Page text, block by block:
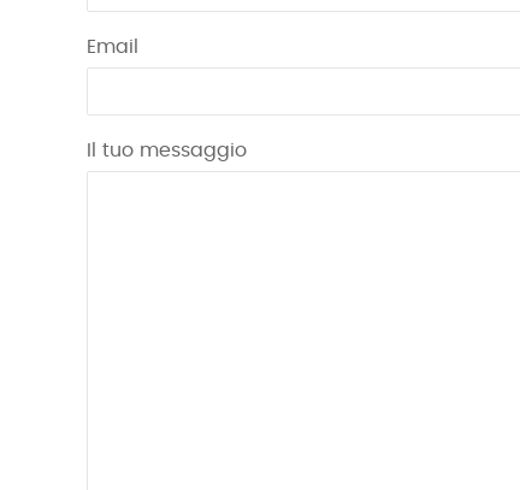
Email
Il tuo messaggio